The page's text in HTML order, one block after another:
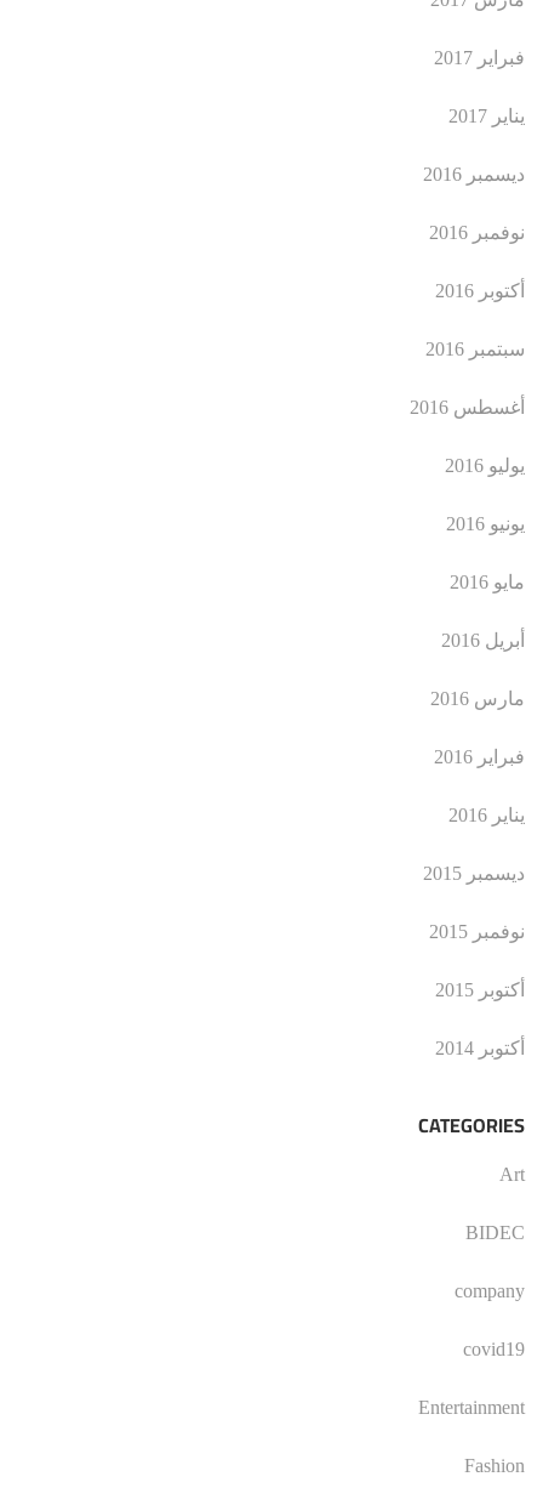
فبراير 2017
يناير 2017
ديسمبر 2016
نوفمبر 2016
أكتوبر 2016
سبتمبر 2016
أغسطس 2016
يوليو 2016
يونيو 2016
مايو 2016
أبريل 2016
مارس 2016
فبراير 2016
يناير 2016
ديسمبر 2015
نوفمبر 2015
أكتوبر 2015
أكتوبر 2014
CATEGORIES
Art
BIDEC
company
covid19
Entertainment
Fashion